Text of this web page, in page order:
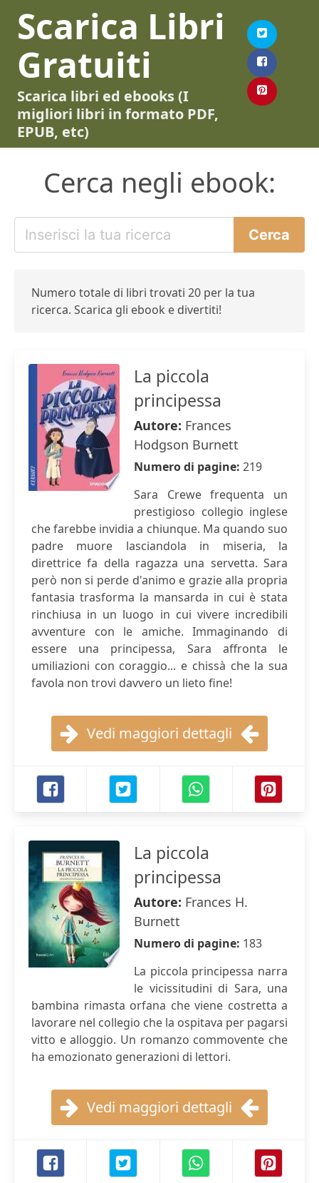
Scarica Libri
Gratuiti
Scarica libri ed ebooks (I
migliori libri in formato PDF,
EPUB, etc)
Cerca negli ebook:
Numero totale di libri trovati 20 per la tua
ricerca. Scarica gli ebook e divertiti!
La piccola
principessa
Autore: Frances
Hodgson Burnett
Numero di pagine: 219
Sara Crewe frequenta un
prestigioso collegio inglese
che farebbe invidia a chiunque. Ma quando suo
padre muore lasciandola in miseria, la
direttrice fa della ragazza una servetta. Sara
però non si perde d'animo e grazie alla propria
fantasia trasforma la mansarda in cui è stata
rinchiusa in un luogo in cui vivere incredibili
avventure con le amiche. Immaginando di
essere una principessa, Sara affronta le
umiliazioni con coraggio... e chissà che la sua
favola non trovi davvero un lieto fine!
Vedi maggiori dettagli
La piccola
principessa
Autore: Frances H.
Burnett
Numero di pagine: 183
La piccola principessa narra
le vicissitudini di Sara, una
bambina rimasta orfana che viene costretta a
lavorare nel collegio che la ospitava per pagarsi
vitto e alloggio. Un romanzo commovente che
ha emozionato generazioni di lettori.
Vedi maggiori dettagli